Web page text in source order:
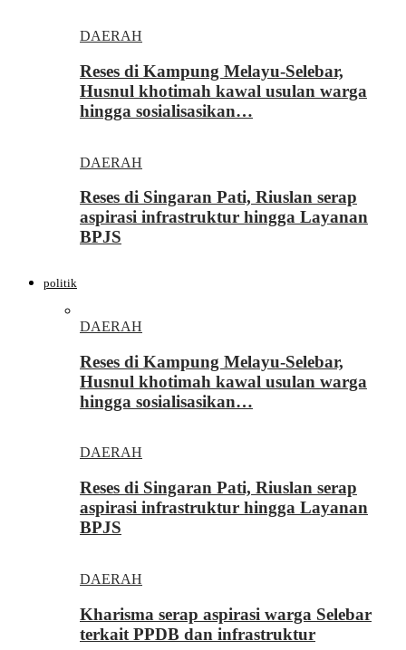
DAERAH
Reses di Kampung Melayu-Selebar,
Husnul khotimah kawal usulan warga
hingga sosialisasikan…
DAERAH
Reses di Singaran Pati, Riuslan serap
aspirasi infrastruktur hingga Layanan
BPJS
politik
DAERAH
Reses di Kampung Melayu-Selebar,
Husnul khotimah kawal usulan warga
hingga sosialisasikan…
DAERAH
Reses di Singaran Pati, Riuslan serap
aspirasi infrastruktur hingga Layanan
BPJS
DAERAH
Kharisma serap aspirasi warga Selebar
terkait PPDB dan infrastruktur